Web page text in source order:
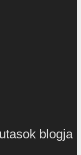
blogja